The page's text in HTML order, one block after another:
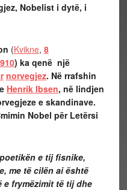
Nobelist i dytë, i
(Kvikne, 8
) ka qenë një
norvegjez. Në rrafshin
Henrik Ibsen, në lindjen
e skandinave.
Nobel për Letërsi
e tij fisnike,
me të cilën ai është
e frymëzimit të tij dhe